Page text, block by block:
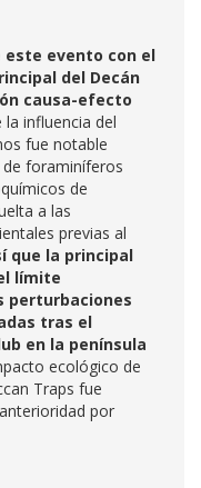
este evento con el
del Decán
causa-efecto
influencia del
fue notable
de foraminíferos
de
a las
previas al
que la principal
límite
perturbaciones
tras el
en la península
ecológico de
Traps fue
por